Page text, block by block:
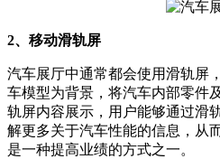
2、移动滑轨屏
汽车展厅中通常都会使用滑轨屏
车模型为背景，将汽车内部零件
轨屏内容展示，用户能够通过滑
解更多关于汽车性能的信息，从
是一种提高业绩的方式之一。